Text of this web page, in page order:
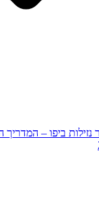
נזילות ביפו –